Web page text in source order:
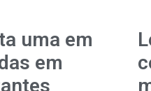
uma em
em